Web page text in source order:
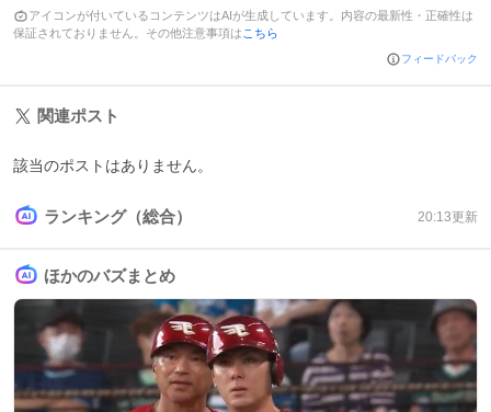
アイコンが付いているコンテンツはAIが生成しています。内容の最新性・正確性は
保証されておりません。その他注意事項は こちら
フィードバック
関連ポスト
該当のポストはありません。
ランキング（総合） 20:13更新
ほかのバズまとめ